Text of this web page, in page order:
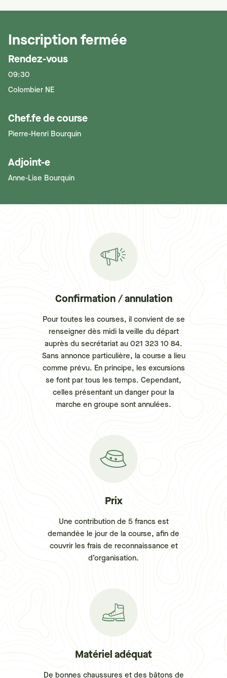
Inscription fermée
Rendez-vous
09:30
Colombier NE
Chef.fe de course
Pierre-Henri Bourquin
Adjoint-e
Anne-Lise Bourquin
Confirmation / annulation
Pour toutes les courses, il convient de se
renseigner dès midi la veille du départ
auprès du secrétariat au 021 323 10 84.
Sans annonce particulière, la course a lieu
comme prévu. En principe, les excursions
se font par tous les temps. Cependant,
celles présentant un danger pour la
marche en groupe sont annulées.
Prix
Une contribution de 5 francs est
demandée le jour de la course, afin de
couvrir les frais de reconnaissance et
d’organisation.
Matériel adéquat
De bonnes chaussures et des bâtons de